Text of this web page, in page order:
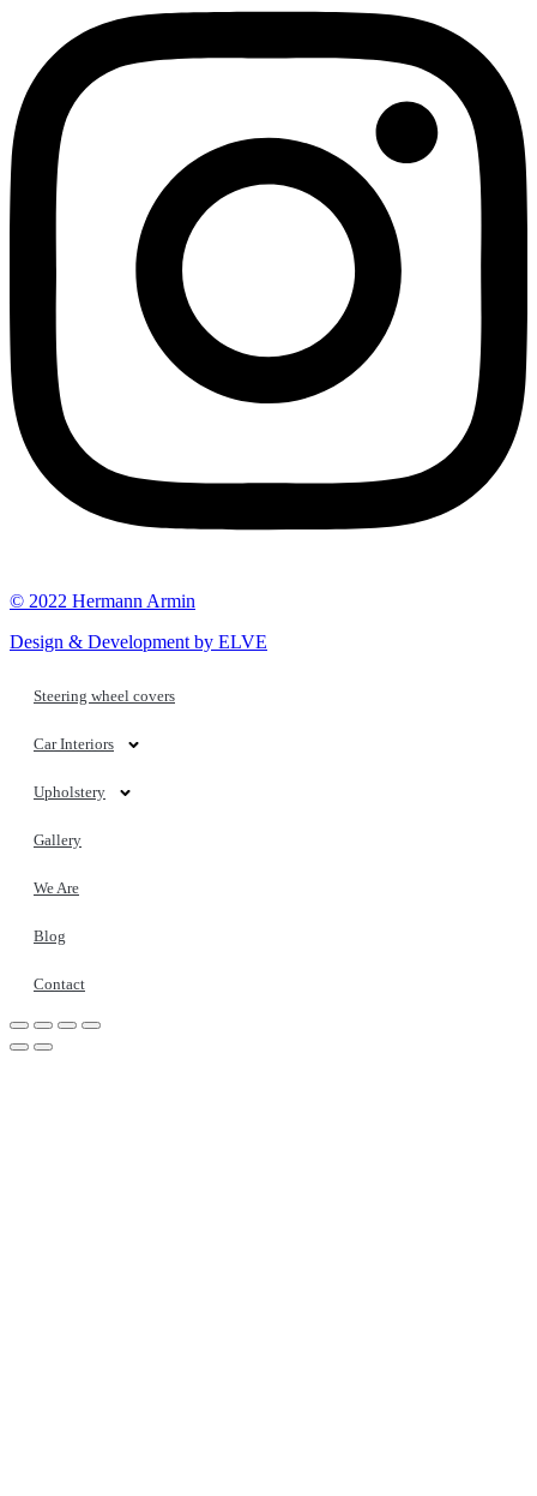
© 2022 Hermann Armin
Design & Development by ELVE
Steering wheel covers
Car Interiors
Upholstery
Gallery
We Are
Blog
Contact